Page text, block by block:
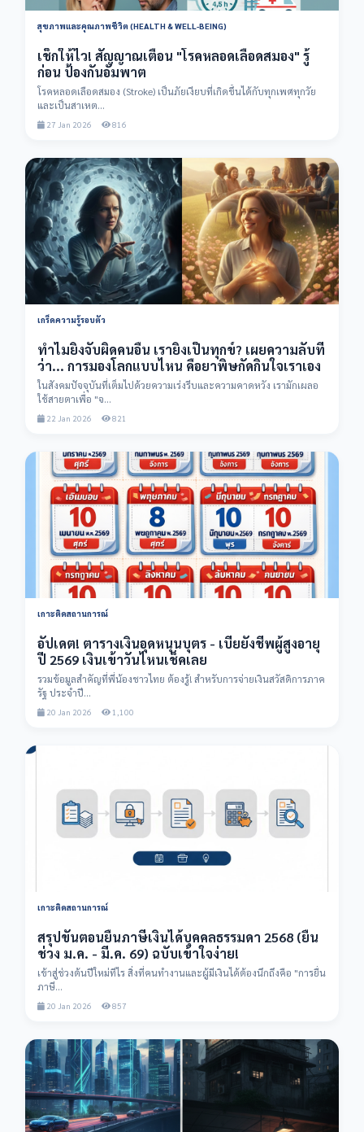
สุขภาพและคุณภาพชีวิต (HEALTH & WELL-BEING)
เช็กให้ไว! สัญญาณเตือน "โรคหลอดเลือดสมอง" รู้
ก่อน ป้องกันอัมพาต
โรคหลอดเลือดสมอง (Stroke) เป็นภัยเงียบที่เกิดขึ้นได้กับทุกเพศทุกวัย
และเป็นสาเหต...
27 Jan 2026 816
เกร็ดความรู้รอบตัว
ทำไมยิ่งจับผิดคนอื่น เรายิ่งเป็นทุกข์? เผยความลับที่
ว่า... การมองโลกแบบไหน คือยาพิษกัดกินใจเราเอง
ในสังคมปัจจุบันที่เต็มไปด้วยความเร่งรีบและความคาดหวัง เรามักเผลอ
ใช้สายตาเพื่อ "จ...
22 Jan 2026 821
เกาะติดสถานการณ์
อัปเดต! ตารางเงินอุดหนุนบุตร - เบี้ยยังชีพผู้สูงอายุ
ปี 2569 เงินเข้าวันไหนเช็คเลย
รวมข้อมูลสำคัญที่พี่น้องชาวไทย ต้องรู้! สำหรับการจ่ายเงินสวัสดิการภาค
รัฐ ประจำปี...
20 Jan 2026 1,100
เกาะติดสถานการณ์
สรุปขั้นตอนยื่นภาษีเงินได้บุคคลธรรมดา 2568 (ยื่น
ช่วง ม.ค. - มี.ค. 69) ฉบับเข้าใจง่าย!
เข้าสู่ช่วงต้นปีใหม่ทีไร สิ่งที่คนทำงานและผู้มีเงินได้ต้องนึกถึงคือ "การยื่น
ภาษี...
20 Jan 2026 857